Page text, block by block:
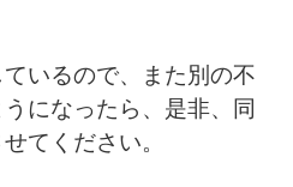
いるので、また別の不
になったら、是非、同
てください。